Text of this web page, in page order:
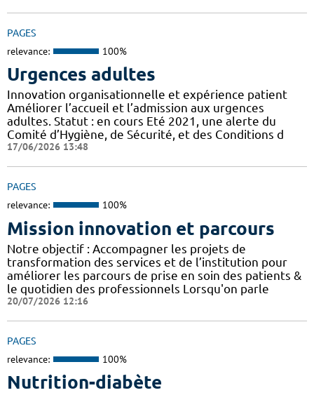
PAGES
relevance: 100%
Urgences adultes
Innovation organisationnelle et expérience patient
Améliorer l’accueil et l’admission aux urgences
adultes. Statut : en cours Eté 2021, une alerte du
Comité d’Hygiène, de Sécurité, et des Conditions d
17/06/2026 13:48
PAGES
relevance: 100%
Mission innovation et parcours
Notre objectif : Accompagner les projets de
transformation des services et de l’institution pour
améliorer les parcours de prise en soin des patients &
le quotidien des professionnels Lorsqu'on parle
20/07/2026 12:16
PAGES
relevance: 100%
Nutrition-diabète